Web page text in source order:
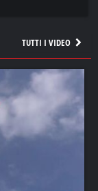
TUTTI I VIDEO